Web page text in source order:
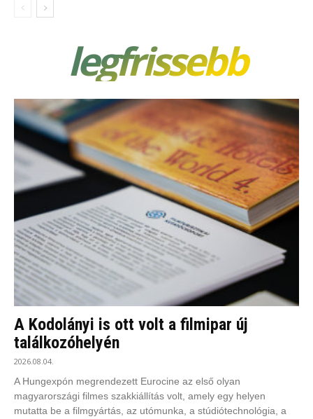
legfrissebb
A Kodolányi is ott volt a filmipar új
találkozóhelyén
2026.08.04.
A Hungexpón megrendezett Eurocine az első olyan
magyarországi filmes szakkiállítás volt, amely egy helyen
mutatta be a filmgyártás, az utómunka, a stúdiótechnológia, a